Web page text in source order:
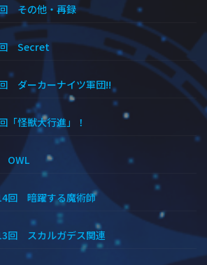
その他・再録
Secret
ダーカーナイツ軍団!!
「怪獣大行進」！
OWL
回 暗躍する魔術師
回 スカルガデス関連